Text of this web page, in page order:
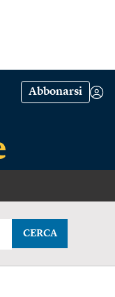
Abbonarsi
CERCA